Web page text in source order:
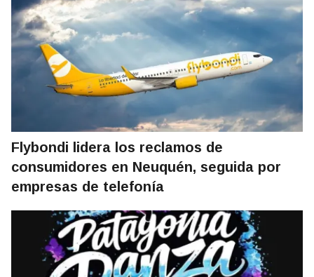
Flybondi lidera los reclamos de
consumidores en Neuquén, seguida por
empresas de telefonía